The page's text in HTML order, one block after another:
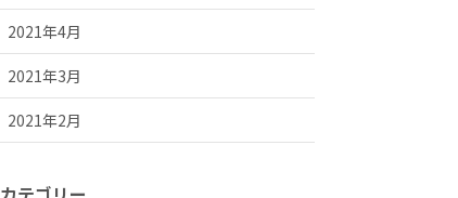
2021年4月
2021年3月
2021年2月